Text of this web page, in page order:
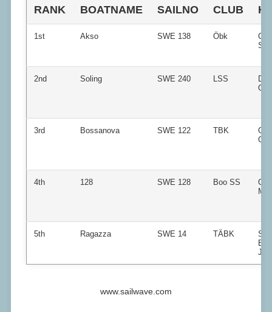
RANK BOATNAME SAILNO CLUB
1st Akso SWE 138 Öbk
2nd Soling SWE 240 LSS
Dan
3rd Bossanova SWE 122 TBK
4th 128 SWE 128 Boo SS
Olof
5th Ragazza SWE 14 TÄBK
Erik
www.sailwave.com